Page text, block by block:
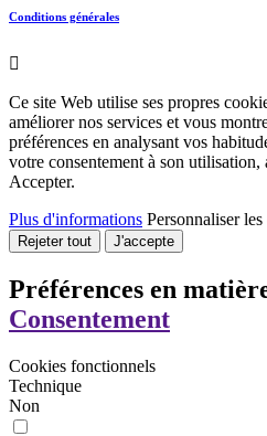
Conditions générales

Ce site Web utilise ses propres
améliorer nos services et vous
préférences en analysant vos
votre consentement à son utilisation,
Accepter.
Plus d'informations Personnaliser
Rejeter tout J'accepte
Préférences en
Consentement
Cookies fonctionnels
Technique
Non